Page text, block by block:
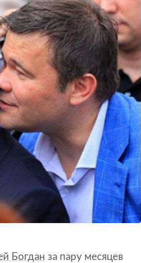
Богдан за пару месяцев